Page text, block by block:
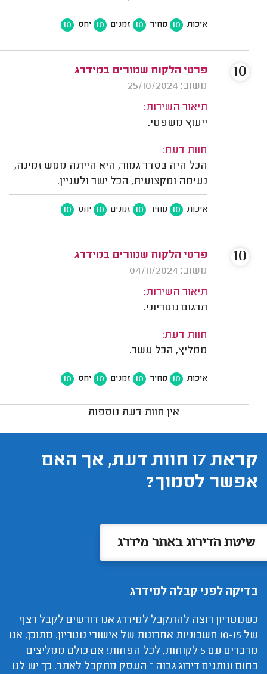
איכות 10 מחיר 10 זמנים 10 יחס 10
פרטי הלקוח שמורים במידרג
משוב: 25/10/2024
תיאור השירות:
ייעוץ משפטי.
חוות דעת:
הכל היה בסדר גמור, היא הייתה ממש זמינה,
נעימה ומקצועית, הכל ישר ולעניין.
איכות 10 מחיר 10 זמנים 10 יחס 10
10
פרטי הלקוח שמורים במידרג
משוב: 04/11/2024
תיאור השירות:
תרגום נוטריוני.
חוות דעת:
ממליץ, הכל עשר.
איכות 10 מחיר 10 זמנים 10 יחס 10
10
אין חוות דעת נוספות
קראת 17 חוות דעת, אך האם
אפשר לסמוך?
שיטת הדירוג באתר מידרג
בדיקה לפני קבלה למידרג
כשנוטריון רוצה להתקבל למידרג אנו דורשים לקבל רצף
של 10-15 חשבוניות אחרונות של אישורי נוטריון. מתוכן, אנו
מדברים עם 5 לקוחות, לכל הפחות! אם כולם ממליצים
בחום ונותנים דירוג גבוה – העסק מתקבל לאתר. כך יש לנו